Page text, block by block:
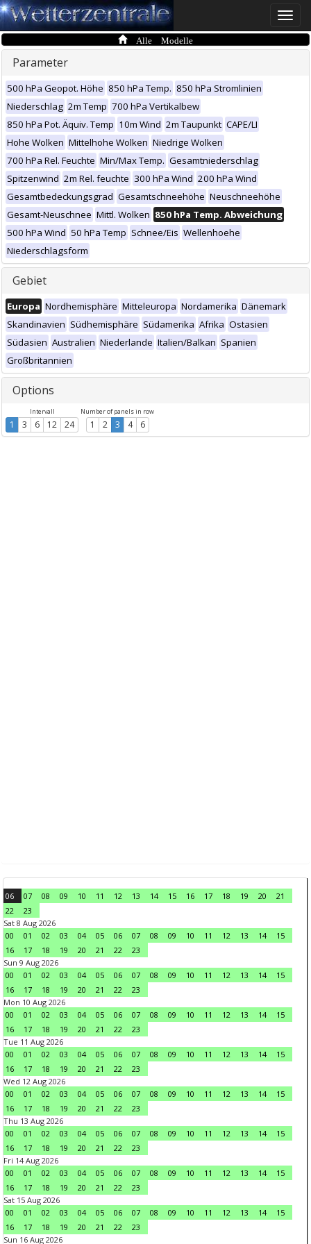
Toggle
Alle Modelle
Parameter
500 hPa Geopot. Höhe 850 hPa Temp. 850 hPa Stromlinien
Niederschlag 2m Temp 700 hPa Vertikalbew
850 hPa Pot. Äquiv. Temp 10m Wind 2m Taupunkt CAPE/LI
Hohe Wolken Mittelhohe Wolken Niedrige Wolken
700 hPa Rel. Feuchte Min/Max Temp. Gesamtniederschlag
Spitzenwind 2m Rel. feuchte 300 hPa Wind 200 hPa Wind
Gesamtbedeckungsgrad Gesamtschneehöhe Neuschneehöhe
Gesamt-Neuschnee Mittl. Wolken 850 hPa Temp. Abweichung
500 hPa Wind 50 hPa Temp Schnee/Eis Wellenhoehe
Niederschlagsform
Gebiet
Europa Nordhemisphäre Mitteleuropa Nordamerika Dänemark
Skandinavien Südhemisphäre Südamerika Afrika Ostasien
Südasien Australien Niederlande Italien/Balkan Spanien
Großbritannien
Options
Intervall
1 3 6 12 24
Number of panels in row
1 2 3 4 6
06 07 08 09 10 11 12 13 14 15 16 17 18 19 20
21
22
23
Sat 8 Aug 2026
00
01 02 03 04 05 06 07 08 09 10 11 12 13 14
15
16
17 18 19 20 21 22
23
Sun 9 Aug 2026
00
01 02 03 04 05 06 07 08 09 10 11 12 13 14
15
16
17 18 19 20 21 22
23
Mon 10 Aug 2026
00
01 02 03 04 05 06 07 08 09 10 11 12 13 14
15
16
17 18 19 20 21 22
23
Tue 11 Aug 2026
00
01 02 03 04 05 06 07 08 09 10 11 12 13 14
15
16
17 18 19 20 21 22
23
Wed 12 Aug 2026
00
01 02 03 04 05 06 07 08 09 10 11 12 13 14
15
16
17 18 19 20 21 22
23
Thu 13 Aug 2026
00
01 02 03 04 05 06 07 08 09 10 11 12 13 14
15
16
17 18 19 20 21 22
23
Fri 14 Aug 2026
00
01 02 03 04 05 06 07 08 09 10 11 12 13 14
15
16
17 18 19 20 21 22
23
Sat 15 Aug 2026
00
01 02 03 04 05 06 07 08 09 10 11 12 13 14
15
16
17 18 19 20 21 22
23
Sun 16 Aug 2026